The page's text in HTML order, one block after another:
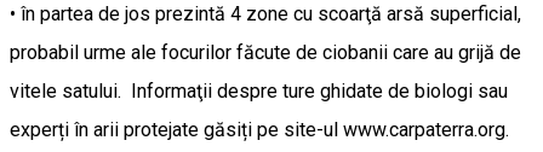
• în partea de jos prezintă 4 zone cu scoarţă arsă superficial,
probabil urme ale focurilor făcute de ciobanii care au grijă de
vitele satului. Informaţii despre ture ghidate de biologi sau
experți în arii protejate găsiți pe site-ul www.carpaterra.org.